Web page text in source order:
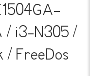
/ i3-N305 /
/ FreeDos